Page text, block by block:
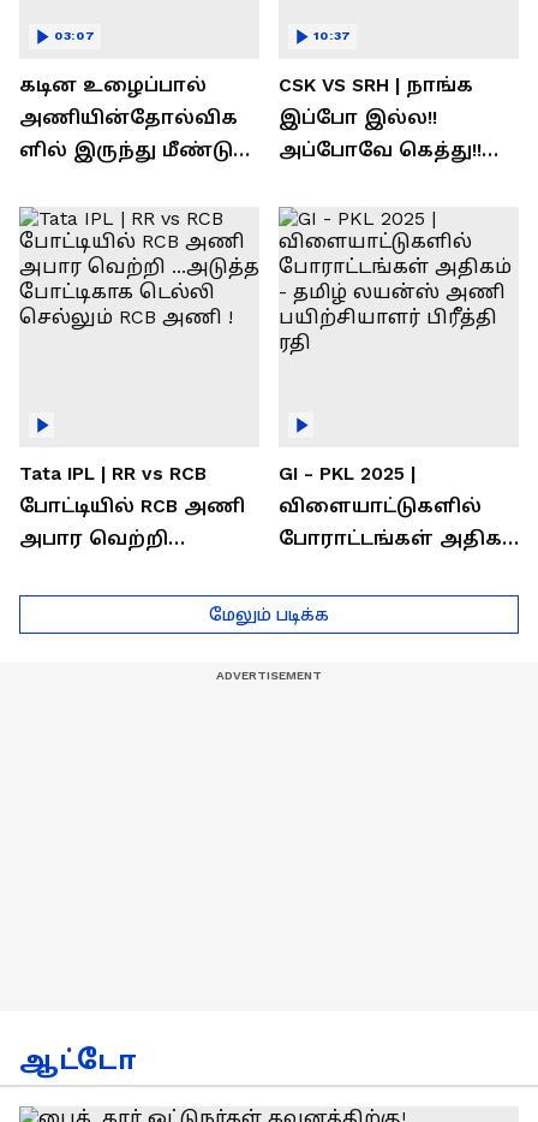
கடின உழைப்பால்
அணியின்தோல்விக
ளில் இருந்து மீண்டு
தமிழ் லைன்ஸ்
கேப்டன் சுமன்குர்ஜார்
03:07
CSK VS SRH | நாங்க
இப்போ இல்ல!!
அப்போவே கெத்து!!
சிஎஸ்கே ரசிகர்கள்
10:37
Tata IPL | RR vs RCB
போட்டியில் RCB அணி
அபார வெற்றி
டெல்லி செல்லும் RCB
அணி !
GI - PKL 2025 |
விளையாட்டுகளில்
போராட்டங்கள் அதிகம்
பயிற்சியாளர் பிரீத்தி
ரதி
மேலும் படிக்க
ஆட்டோ